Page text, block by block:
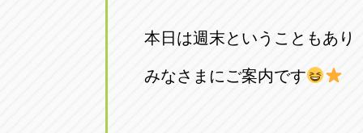
0569-35-
愛知県常滑市長間37-1
本日は週末ということもあり
みなさまにご案内です